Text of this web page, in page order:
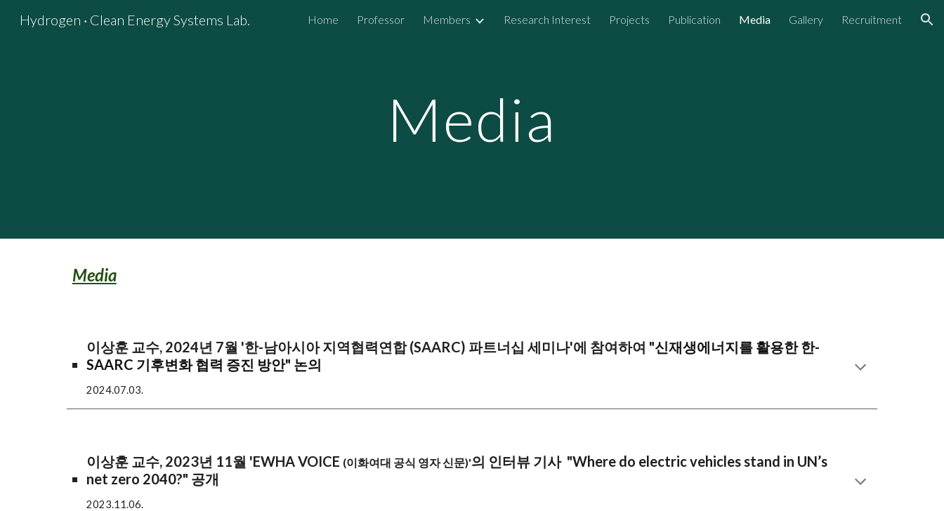
Skip to main content Skip to navigation
Hydrogen ‧ Clean Energy Systems Lab. Home Professor Members Research Interest Projects Publication Media Gallery Recruitment
Media
Media
이상훈 교수, 2024년 7월 '한-남아시아 지역협력연합 (SAARC) 파트너십 세미나'에 참여하여 "신재생에너지를 활용한 한-
SAARC 기후변화 협력 증진 방안" 논의
2024.07.03.
이상훈 교수, 2023년 11월 'EWHA VOICE (이화여대 공식 영자 신문)'의 인터뷰 기사 "Where do electric vehicles stand in UN’s
net zero 2040?" 공개
2023.11.06.